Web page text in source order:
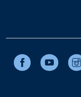
Facebook